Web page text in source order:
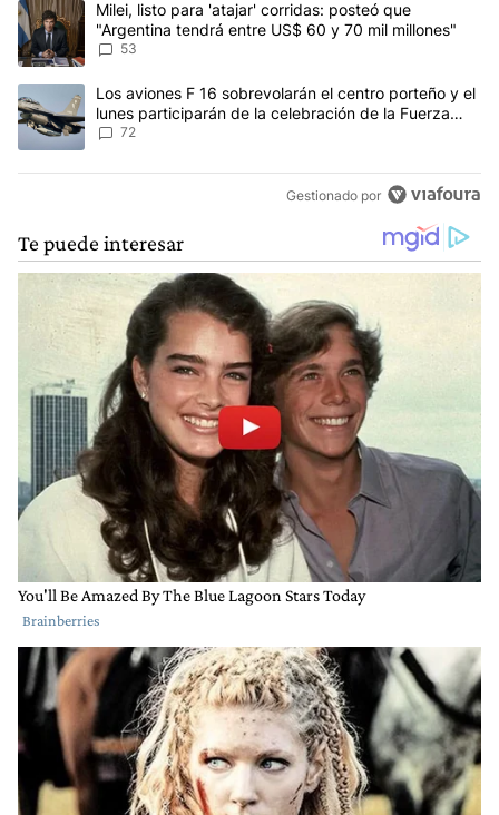
Un artículo de tendencia con el título "Milei, listo para 'atajar'
Milei, listo para 'atajar' corridas: posteó que
"Argentina tendrá entre US$ 60 y 70 mil millones"
53
Un artículo de tendencia con el título "Los aviones F 16
Los aviones F 16 sobrevolarán el centro porteño y el
lunes participarán de la celebración de la Fuerza
Aérea
72
Gestionado por